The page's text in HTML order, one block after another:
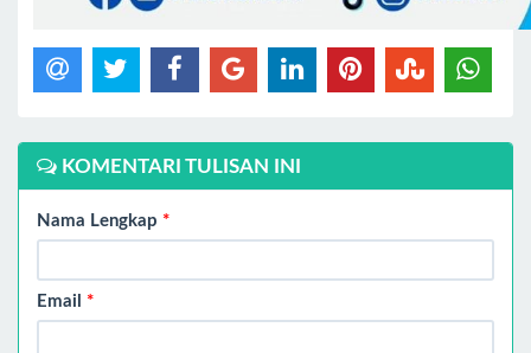
KOMENTARI TULISAN INI
Nama Lengkap *
Email *